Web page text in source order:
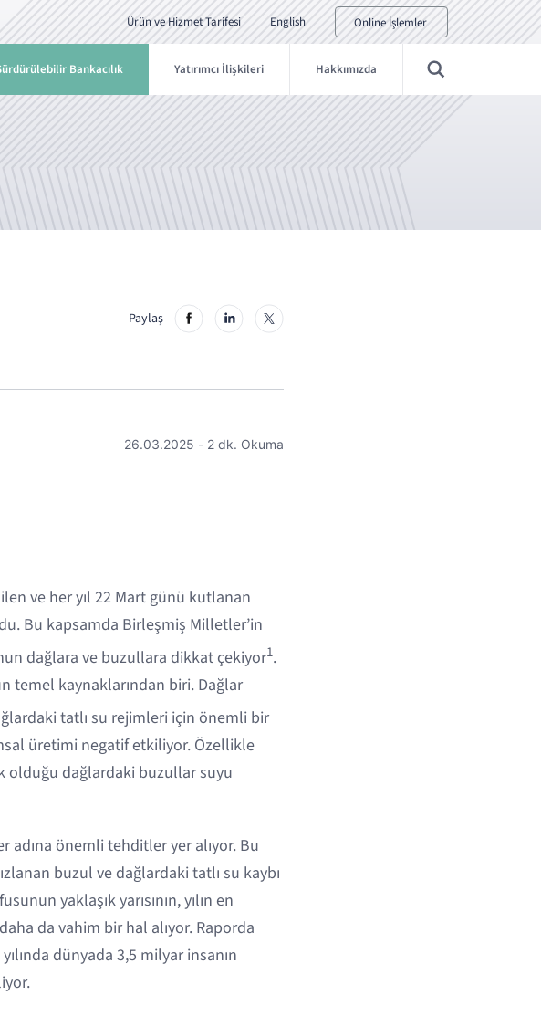
Ürün ve Hizmet Tarifesi English Online İşlemler
Bankacılık Yatırımcı İlişkileri Hakkımızda
Paylaş
26.03.2025 - 2 dk. Okuma
ve her yıl 22 Mart günü kutlanan
Bu kapsamda Birleşmiş Milletler’in
dağlara ve buzullara dikkat çekiyor1.
temel kaynaklarından biri. Dağlar
tatlı su rejimleri için önemli bir
üretimi negatif etkiliyor. Özellikle
olduğu dağlardaki buzullar suyu
önemli tehditler yer alıyor. Bu
buzul ve dağlardaki tatlı su kaybı
yaklaşık yarısının, yılın en
da vahim bir hal alıyor. Raporda
dünyada 3,5 milyar insanın